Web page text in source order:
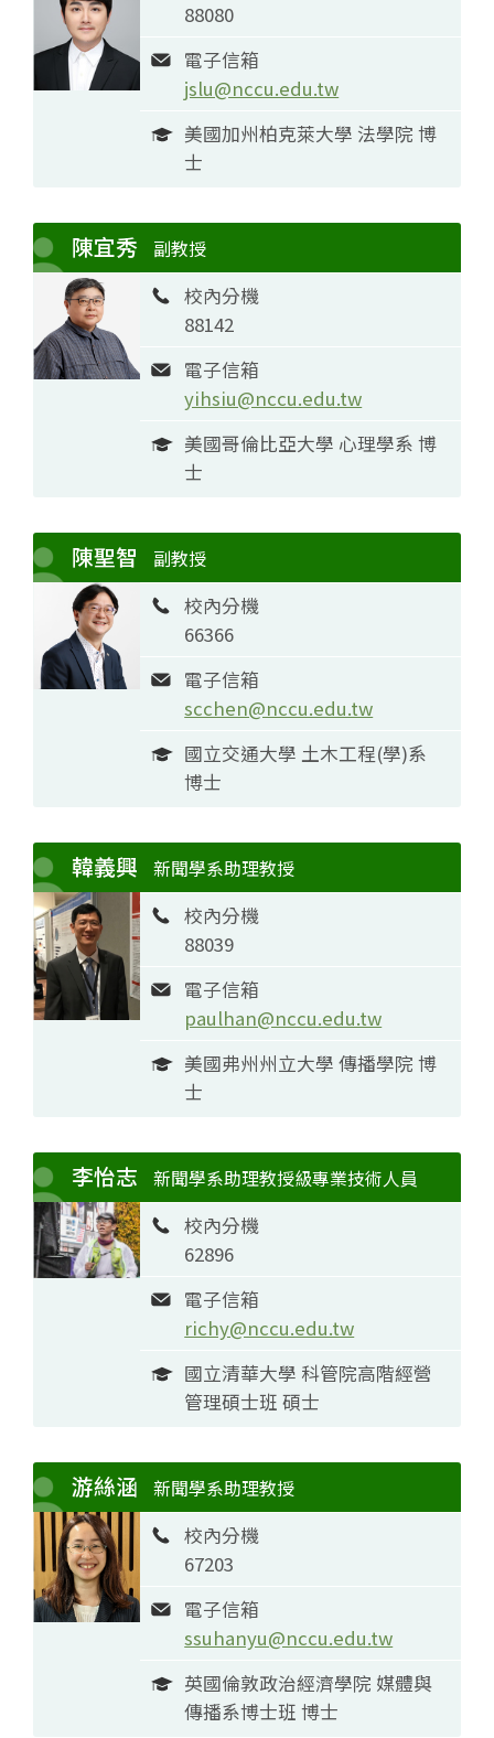
88080
電子信箱
jslu@nccu.edu.tw
美國加州柏克萊大學 法學院 博
士
陳宜秀 副教授
校內分機
88142
電子信箱
yihsiu@nccu.edu.tw
美國哥倫比亞大學 心理學系 博
士
陳聖智 副教授
校內分機
66366
電子信箱
scchen@nccu.edu.tw
國立交通大學 土木工程(學)系
博士
韓義興 新聞學系助理教授
校內分機
88039
電子信箱
paulhan@nccu.edu.tw
美國弗州州立大學 傳播學院 博
士
李怡志 新聞學系助理教授級專業技術人員
校內分機
62896
電子信箱
richy@nccu.edu.tw
國立清華大學 科管院高階經營
管理碩士班 碩士
游絲涵 新聞學系助理教授
校內分機
67203
電子信箱
ssuhanyu@nccu.edu.tw
英國倫敦政治經濟學院 媒體與
傳播系博士班 博士